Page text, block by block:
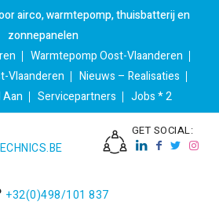
airco, warmtepomp, thuisbatterij en
zonnepanelen
Warmtepomp Oost-Vlaanderen
Vlaanderen
Nieuws – Realisaties
Servicepartners Jobs * 2
GET SOCIAL:
+32(0)498/101 837